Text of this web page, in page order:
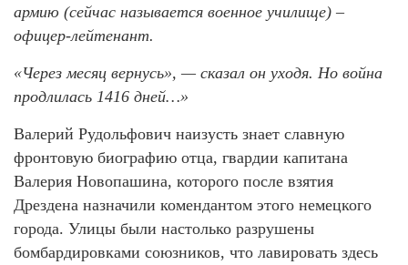
армию (сейчас называется военное училище) –
офицер-лейтенант.
«Через месяц вернусь», — сказал он уходя. Но война
продлилась 1416 дней…»
Валерий Рудольфович наизусть знает славную
фронтовую биографию отца, гвардии капитана
Валерия Новопашина, которого после взятия
Дрездена назначили комендантом этого немецкого
города. Улицы были настолько разрушены
бомбардировками союзников, что лавировать здесь